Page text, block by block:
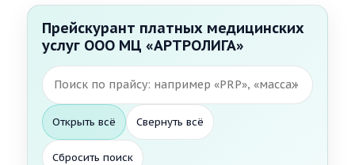
Прейскурант платных медицинских
услуг ООО МЦ «АРТРОЛИГА»
Открыть всё Свернуть всё
Сбросить поиск